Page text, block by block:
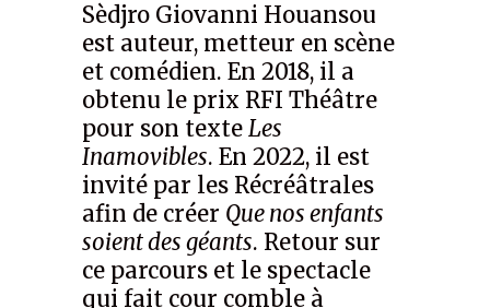
Sèdjro Giovanni Houansou
est auteur, metteur en scène
et comédien. En 2018, il a
obtenu le prix RFI Théâtre
pour son texteLes
Inamovibles. En 2022, il est
invité par les Récréâtrales
afin de créer Que nos enfants
soient des géants. Retour sur
ce parcours et le spectacle
qui fait cour comble à